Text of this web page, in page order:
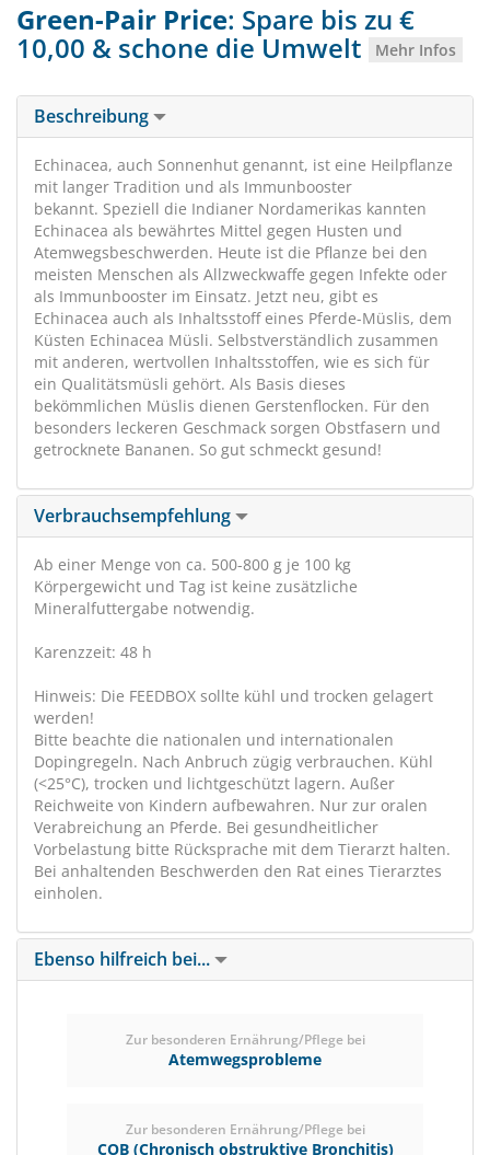
Green-Pair Price: Spare bis zu €
10,00 & schone die Umwelt Mehr Infos
Beschreibung
Echinacea, auch Sonnenhut genannt, ist eine Heilpflanze
mit langer Tradition und als Immunbooster
bekannt. Speziell die Indianer Nordamerikas kannten
Echinacea als bewährtes Mittel gegen Husten und
Atemwegsbeschwerden. Heute ist die Pflanze bei den
meisten Menschen als Allzweckwaffe gegen Infekte oder
als Immunbooster im Einsatz. Jetzt neu, gibt es
Echinacea auch als Inhaltsstoff eines Pferde-Müslis, dem
Küsten Echinacea Müsli. Selbstverständlich zusammen
mit anderen, wertvollen Inhaltsstoffen, wie es sich für
ein Qualitätsmüsli gehört. Als Basis dieses
bekömmlichen Müslis dienen Gerstenflocken. Für den
besonders leckeren Geschmack sorgen Obstfasern und
getrocknete Bananen. So gut schmeckt gesund!
Verbrauchsempfehlung
Ab einer Menge von ca. 500-800 g je 100 kg
Körpergewicht und Tag ist keine zusätzliche
Mineralfuttergabe notwendig.
Karenzzeit: 48 h
Hinweis: Die FEEDBOX sollte kühl und trocken gelagert
werden!
Bitte beachte die nationalen und internationalen
Dopingregeln. Nach Anbruch zügig verbrauchen. Kühl
(<25°C), trocken und lichtgeschützt lagern. Außer
Reichweite von Kindern aufbewahren. Nur zur oralen
Verabreichung an Pferde. Bei gesundheitlicher
Vorbelastung bitte Rücksprache mit dem Tierarzt halten.
Bei anhaltenden Beschwerden den Rat eines Tierarztes
einholen.
Ebenso hilfreich bei...
Zur besonderen Ernährung/Pflege bei
Atemwegsprobleme
Zur besonderen Ernährung/Pflege bei
COB (Chronisch obstruktive Bronchitis)